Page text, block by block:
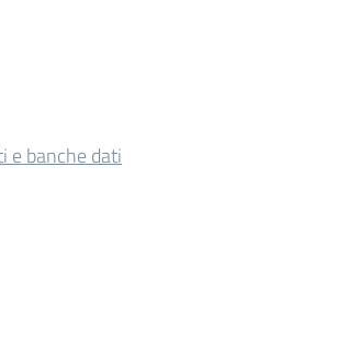
e banche dati